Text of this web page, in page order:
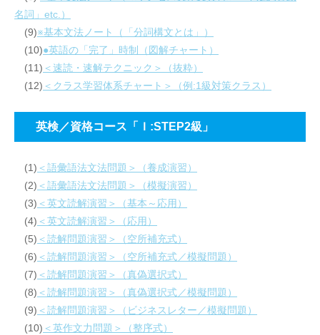
名詞」etc.）
(9)※基本文法ノート（「分詞構文とは」）
(10)●英語の「完了」時制（図解チャート）
(11) ＜速読・速解テクニック＞（抜粋）
(12) ＜クラス学習体系チャート＞（例:1級対策クラス）
英検／資格コース「Ｉ:STEP2級」
(1) ＜語彙語法文法問題＞（養成演習）
(2) ＜語彙語法文法問題＞（模擬演習）
(3) ＜英文読解演習＞（基本～応用）
(4) ＜英文読解演習＞（応用）
(5) ＜読解問題演習＞（空所補充式）
(6) ＜読解問題演習＞（空所補充式／模擬問題）
(7) ＜読解問題演習＞（真偽選択式）
(8) ＜読解問題演習＞（真偽選択式／模擬問題）
(9) ＜読解問題演習＞（ビジネスレター／模擬問題）
(10) ＜英作文力問題＞（整序式）